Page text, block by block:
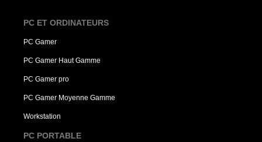
PC ET ORDINATEURS
PC Gamer
PC Gamer Haut Gamme
PC Gamer pro
PC Gamer Moyenne Gamme
Workstation
PC PORTABLE